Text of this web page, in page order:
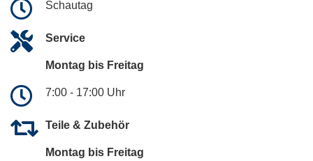
Schautag
Service
Montag bis Freitag
7:00 - 17:00 Uhr
Teile & Zubehör
Montag bis Freitag